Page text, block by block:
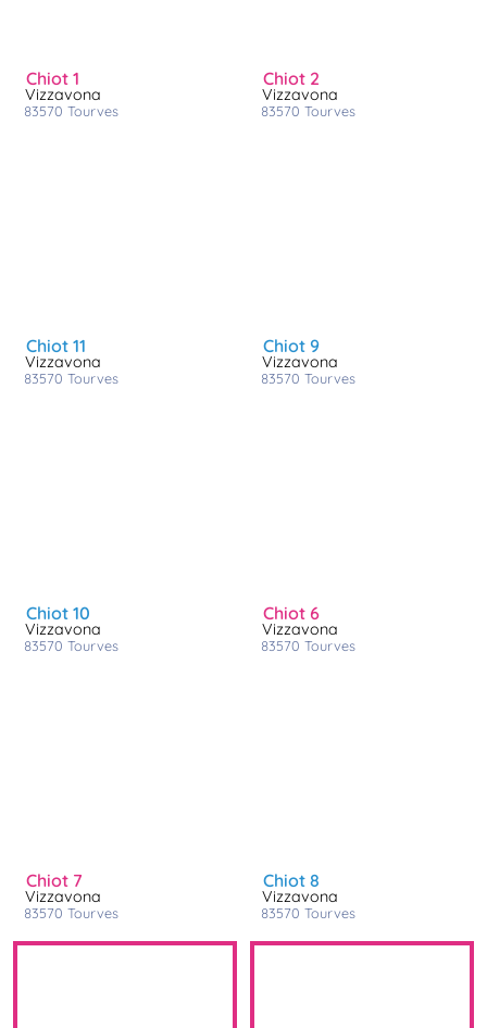
chiot 1
Vizzavona
83570 tourves
chiot 2
Vizzavona
83570 tourves
chiot 11
Vizzavona
83570 tourves
chiot 9
Vizzavona
83570 tourves
chiot 10
Vizzavona
83570 tourves
chiot 6
Vizzavona
83570 tourves
chiot 7
Vizzavona
83570 tourves
chiot 8
Vizzavona
83570 tourves